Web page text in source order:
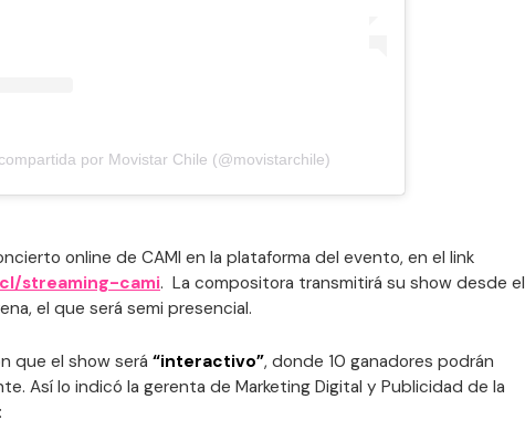
por Movistar Chile (@movistarchile)
online de CAMI en la plataforma del evento, en el link
streaming-cami. La compositora transmitirá su show desde el
el que será semi presencial.
que el show será “interactivo”, donde 10 ganadores podrán
Así lo indicó la gerenta de Marketing Digital y Publicidad de la
: